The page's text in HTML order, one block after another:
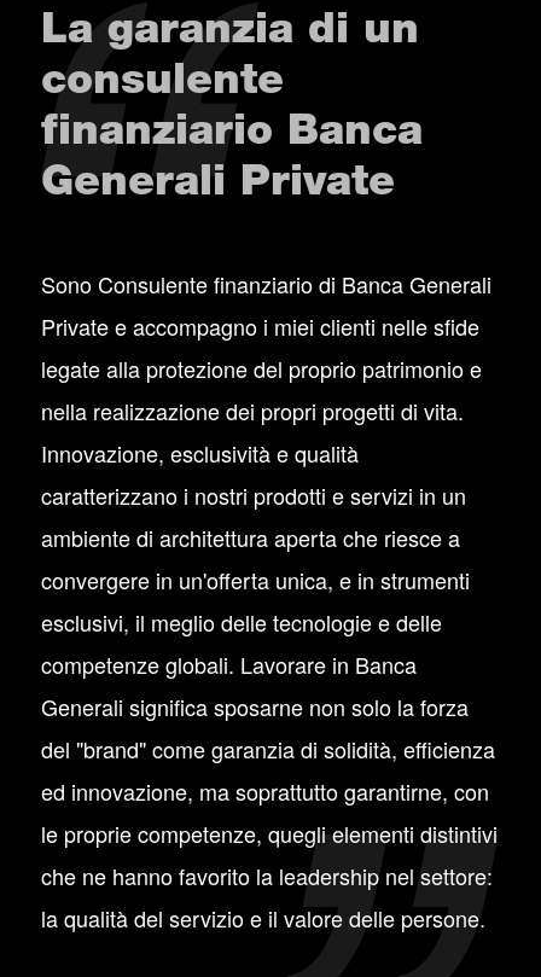
La garanzia di un
consulente
finanziario Banca
Generali Private
Sono Consulente finanziario di Banca Generali
Private e accompagno i miei clienti nelle sfide
legate alla protezione del proprio patrimonio e
nella realizzazione dei propri progetti di vita.
Innovazione, esclusività e qualità
caratterizzano i nostri prodotti e servizi in un
ambiente di architettura aperta che riesce a
convergere in un'offerta unica, e in strumenti
esclusivi, il meglio delle tecnologie e delle
competenze globali. Lavorare in Banca
Generali significa sposarne non solo la forza
del "brand" come garanzia di solidità, efficienza
ed innovazione, ma soprattutto garantirne, con
le proprie competenze, quegli elementi distintivi
che ne hanno favorito la leadership nel settore:
la qualità del servizio e il valore delle persone.